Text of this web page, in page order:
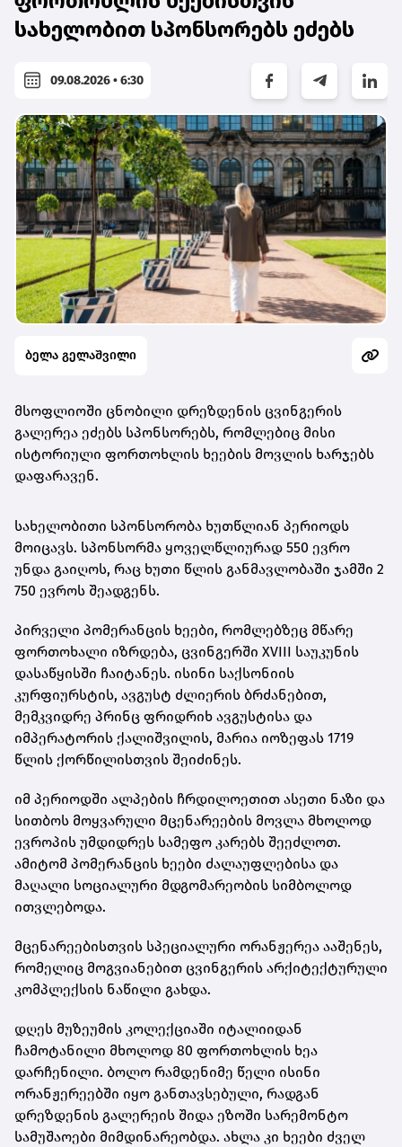
სახელობით სპონსორებს ეძებს
09.08.2026 • 6:30
ბელა გელაშვილი
მსოფლიოში ცნობილი დრეზდენის ცვინგერის
გალერეა ეძებს სპონსორებს, რომლებიც მისი
ისტორიული ფორთოხლის ხეების მოვლის ხარჯებს
დაფარავენ.
სახელობითი სპონსორობა ხუთწლიან პერიოდს
მოიცავს. სპონსორმა ყოველწლიურად 550 ევრო
უნდა გაიღოს, რაც ხუთი წლის განმავლობაში ჯამში 2
750 ევროს შეადგენს.
პირველი პომერანცის ხეები, რომლებზეც მწარე
ფორთოხალი იზრდება, ცვინგერში XVIII საუკუნის
დასაწყისში ჩაიტანეს. ისინი საქსონიის
კურფიურსტის, ავგუსტ ძლიერის ბრძანებით,
მემკვიდრე პრინც ფრიდრიხ ავგუსტისა და
იმპერატორის ქალიშვილის, მარია იოზეფას 1719
წლის ქორწილისთვის შეიძინეს.
იმ პერიოდში ალპების ჩრდილოეთით ასეთი ნაზი და
სითბოს მოყვარული მცენარეების მოვლა მხოლოდ
ევროპის უმდიდრეს სამეფო კარებს შეეძლოთ.
ამიტომ პომერანცის ხეები ძალაუფლებისა და
მაღალი სოციალური მდგომარეობის სიმბოლოდ
ითვლებოდა.
მცენარეებისთვის სპეციალური ორანჟერეა ააშენეს,
რომელიც მოგვიანებით ცვინგერის არქიტექტურული
კომპლექსის ნაწილი გახდა.
დღეს მუზეუმის კოლექციაში იტალიიდან
ჩამოტანილი მხოლოდ 80 ფორთოხლის ხეა
დარჩენილი. ბოლო რამდენიმე წელი ისინი
ორანჟერეებში იყო განთავსებული, რადგან
დრეზდენის გალერეის შიდა ეზოში სარემონტო
სამუშაოები მიმდინარეობდა. ახლა კი ხეები ძველ